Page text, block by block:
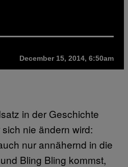
December 15, 2014, 6:50am
in der Geschichte
nie ändern wird:
nur annähernd in die
Bling Bling kommst,